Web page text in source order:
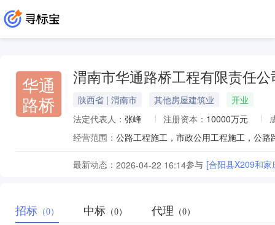
华通
路桥
渭南市华通路桥工程有限责任公
陕西省 | 渭南市 其他房屋建筑业
开业
法定代表人： 张峰 注册资本： 10000万元
经营范围：
最新动态： 2026-04-22 16:14参与 [合阳县X209和
招标 （0） 中标 （0） 代理 （0）